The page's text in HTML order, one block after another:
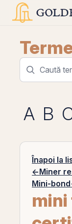
A B
Înapoi la
←Miner
Mini-bond